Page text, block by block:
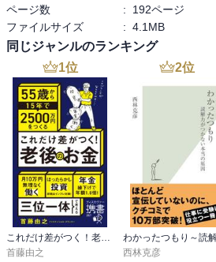
WILL、CAN、MUSTの重なったところ。
自分の能力を因数分解して不偏化する。
人的資本、社会的資本、心理的資本。
男性は恥をかきたくない人が多い。学び
最初は練習と思うこと。
女性は好奇心が強い。
他人からのほうが、勝手なアドバイスをも
ページ数
:
192ページ
ファイルサイズ
: 4.1MB
同じジャンルのランキング
1位
これだけ差がつく！老後のお金 55歳から15年で2500万円をつくる
首藤由之
2位
西林克彦